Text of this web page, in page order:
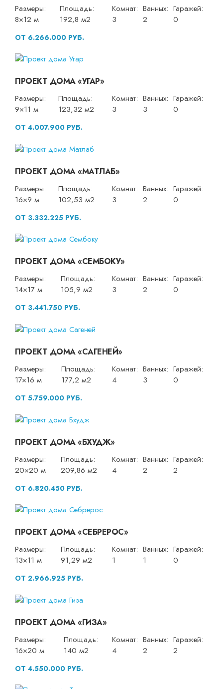
Размеры:
8×12 м
Площадь:
192,8 м2
Комнат:
3
Ванных:
2
Гаражей:
0
ОТ 6.266.000 РУБ.
ПРОЕКТ ДОМА «УГАР»
Размеры:
9×11 м
Площадь:
123,32 м2
Комнат:
3
Ванных:
3
Гаражей:
0
ОТ 4.007.900 РУБ.
ПРОЕКТ ДОМА «МАТЛАБ»
Размеры:
16×9 м
Площадь:
102,53 м2
Комнат:
3
Ванных:
2
Гаражей:
0
ОТ 3.332.225 РУБ.
ПРОЕКТ ДОМА «СЕМБОКУ»
Размеры:
14×17 м
Площадь:
105,9 м2
Комнат:
3
Ванных:
2
Гаражей:
0
ОТ 3.441.750 РУБ.
ПРОЕКТ ДОМА «САГЕНЕЙ»
Размеры:
17×16 м
Площадь:
177,2 м2
Комнат:
4
Ванных:
3
Гаражей:
0
ОТ 5.759.000 РУБ.
ПРОЕКТ ДОМА «БХУДЖ»
Размеры:
20×20 м
Площадь:
209,86 м2
Комнат:
4
Ванных:
2
Гаражей:
2
ОТ 6.820.450 РУБ.
ПРОЕКТ ДОМА «СЕБРЕРОС»
Размеры:
13×11 м
Площадь:
91,29 м2
Комнат:
1
Ванных:
1
Гаражей:
0
ОТ 2.966.925 РУБ.
ПРОЕКТ ДОМА «ГИЗА»
Размеры:
16×20 м
Площадь:
140 м2
Комнат:
4
Ванных:
2
Гаражей:
2
ОТ 4.550.000 РУБ.